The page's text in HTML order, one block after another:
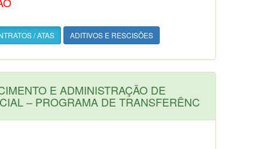
/ ATAS ADITIVOS E RESCISÕES
E ADMINISTRAÇÃO DE
– PROGRAMA DE TRANSFERÊNC